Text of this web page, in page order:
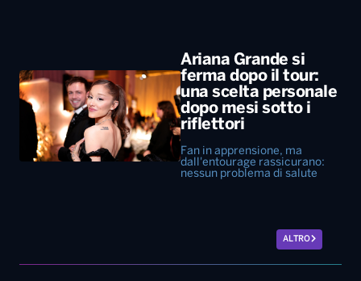
Ariana Grande si
ferma dopo il tour:
una scelta personale
dopo mesi sotto i
riflettori
Fan in apprensione, ma
dall'entourage rassicurano:
nessun problema di salute
ALTRO